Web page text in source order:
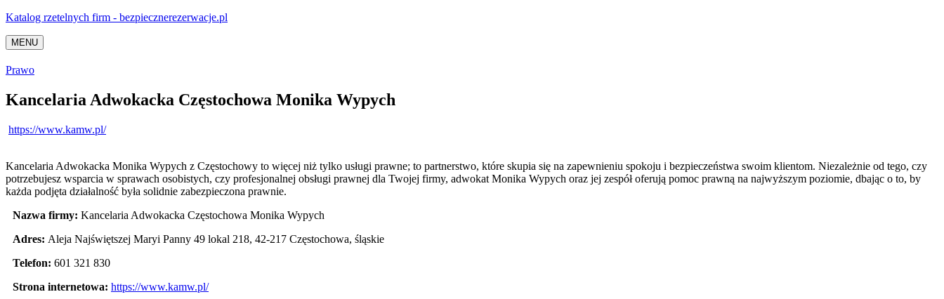
Katalog rzetelnych firm - bezpiecznerezerwacje.pl
MENU
Prawo
Kancelaria Adwokacka Częstochowa Monika Wypych
https://www.kamw.pl/
Kancelaria Adwokacka Monika Wypych z Częstochowy to więcej niż tylko usługi prawne; to partnerstwo, które skupia się na zapewnieniu spokoju i bezpieczeństwa swoim klientom. Niezależnie od tego, czy
potrzebujesz wsparcia w sprawach osobistych, czy profesjonalnej obsługi prawnej dla Twojej firmy, adwokat Monika Wypych oraz jej zespół oferują pomoc prawną na najwyższym poziomie, dbając o to, by
każda podjęta działalność była solidnie zabezpieczona prawnie.
Nazwa firmy: Kancelaria Adwokacka Częstochowa Monika Wypych
Adres: Aleja Najświętszej Maryi Panny 49 lokal 218, 42-217 Częstochowa, śląskie
Telefon: 601 321 830
Strona internetowa: https://www.kamw.pl/